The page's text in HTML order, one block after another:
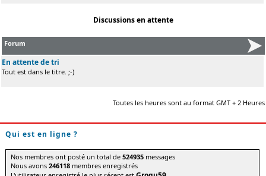
Discussions en attente
Forum
En attente de tri
Tout est dans le titre. ;-)
Toutes les heures sont au format GMT + 2 Heures
Qui est en ligne ?
Nos membres ont posté un total de524935 messages
Nous avons246118 membres enregistrés